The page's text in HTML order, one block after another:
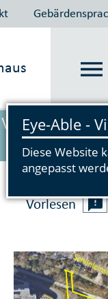
gilt
Vorlesen